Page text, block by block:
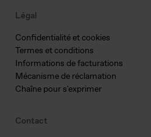
Légal
Confidentialité et cookies
Termes et conditions
Informations de facturations
Mécanisme de réclamation
Chaîne pour s'exprimer
Contact